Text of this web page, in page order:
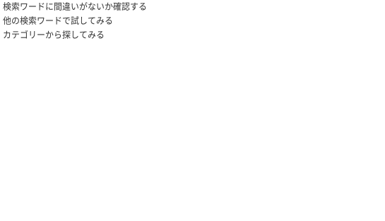
検索ワードに間違いがないか確認する
他の検索ワードで試してみる
カテゴリーから探してみる